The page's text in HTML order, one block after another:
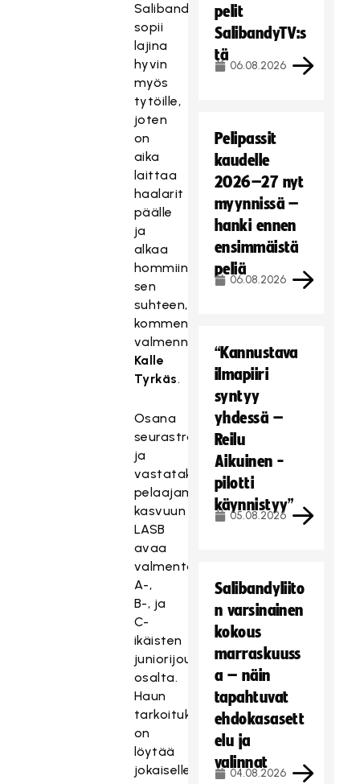
Salibandy
sopii
lajina
hyvin
myös
tytöille,
joten
on
aika
laittaa
haalarit
päälle
ja
alkaa
hommiin
sen
suhteen,
kommentoi
valmennuspäällikkö
Kalle
Tyrkäs.
Osana
seurastrategiaa
ja
vastatakseen
pelaajamäärien
kasvuun
LASB
avaa
valmentajahaun
A-,
B-, ja
C-
ikäisten
juniorijoukkueiden
osalta.
Haun
tarkoituksena
on
löytää
jokaiselle
pelit
SalibandyTV:s
tä
06.08.2026
Pelipassit
kaudelle
2026–27 nyt
myynnissä –
hanki ennen
ensimmäistä
peliä
06.08.2026
“Kannustava
ilmapiiri
syntyy
yhdessä –
Reilu
Aikuinen -
pilotti
käynnistyy”
05.08.2026
Salibandyliito
n varsinainen
kokous
marraskuuss
a – näin
tapahtuvat
ehdokasasett
elu ja
valinnat
04.08.2026